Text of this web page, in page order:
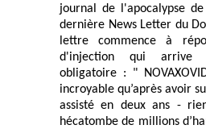
journal de l'apocalypse
dernière News Letter du
lettre commence à
d'injection qui arrive
obligatoire : "
incroyable qu’après avoir
assisté en deux ans -
hécatombe de millions